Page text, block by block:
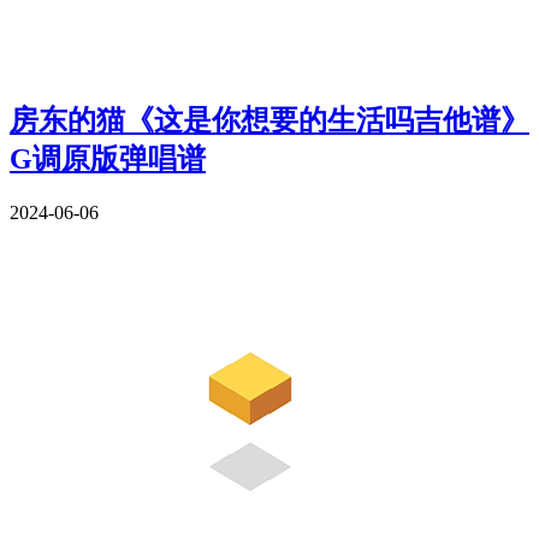
房东的猫《这是你想要的生活吗吉他谱》
G调原版弹唱谱
2024-06-06